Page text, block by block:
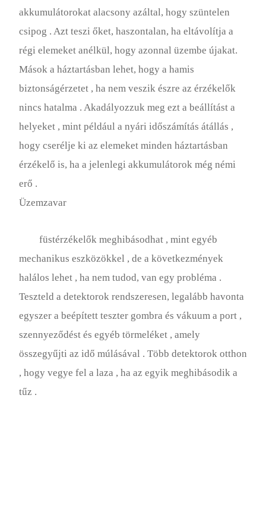
akkumulátorokat alacsony azáltal, hogy szüntelen
csipog . Azt teszi őket, haszontalan, ha eltávolítja a
régi elemeket anélkül, hogy azonnal üzembe újakat.
Mások a háztartásban lehet, hogy a hamis
biztonságérzetet , ha nem veszik észre az érzékelők
nincs hatalma . Akadályozzuk meg ezt a beállítást a
helyeket , mint például a nyári időszámítás átállás ,
hogy cserélje ki az elemeket minden háztartásban
érzékelő is, ha a jelenlegi akkumulátorok még némi
erő .
Üzemzavar
füstérzékelők meghibásodhat , mint egyéb
mechanikus eszközökkel , de a következmények
halálos lehet , ha nem tudod, van egy probléma .
Teszteld a detektorok rendszeresen, legalább havonta
egyszer a beépített teszter gombra és vákuum a port ,
szennyeződést és egyéb törmeléket , amely
összegyűjti az idő múlásával . Több detektorok otthon
, hogy vegye fel a laza , ha az egyik meghibásodik a
tűz .